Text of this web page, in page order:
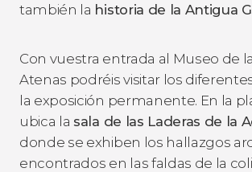
también la historia de la Antigua
Con vuestra entrada al Museo de
Atenas podréis visitar los
la exposición permanente. En la
ubica la sala de las Laderas de la
donde se exhiben los hallazgos
encontrados en las faldas de la